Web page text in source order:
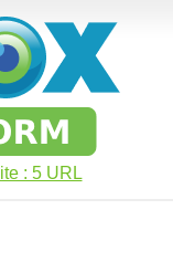
: 5 URL